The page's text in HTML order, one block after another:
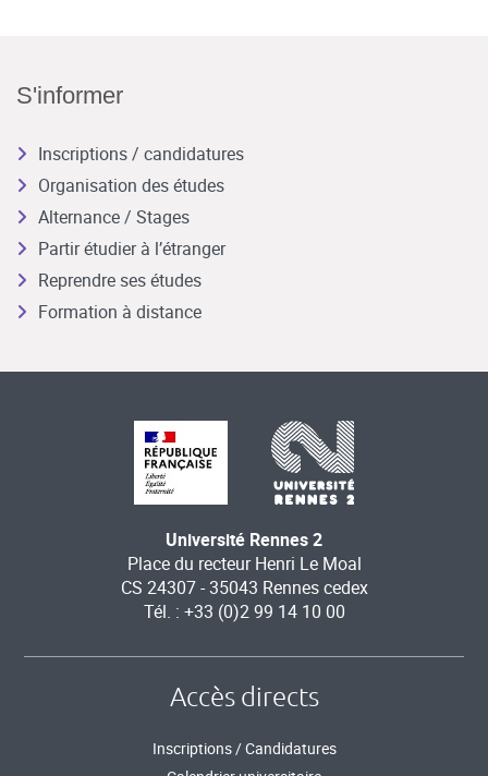
S'informer
Inscriptions / candidatures
Organisation des études
Alternance / Stages
Partir étudier à l’étranger
Reprendre ses études
Formation à distance
Université Rennes 2
Place du recteur Henri Le Moal
CS 24307 - 35043 Rennes cedex
Tél. : +33 (0)2 99 14 10 00
Accès directs
Inscriptions / Candidatures